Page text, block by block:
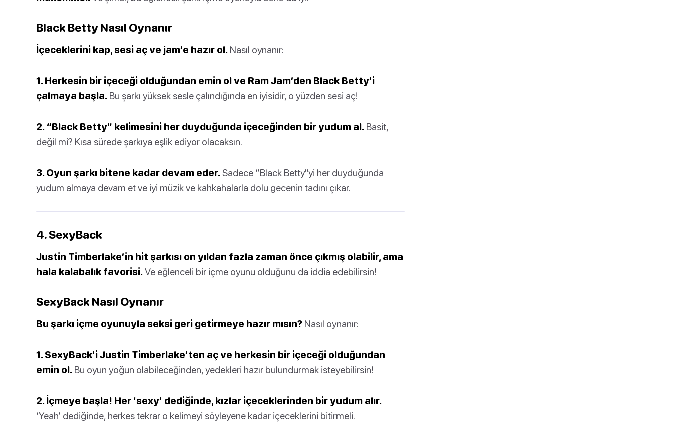
Black Betty Nasıl Oynanır
İçeceklerini kap, sesi aç ve jam’e hazır ol. Nasıl oynanır:
1. Herkesin bir içeceği olduğundan emin ol ve Ram Jam’den Black Betty’i
çalmaya başla. Bu şarkı yüksek sesle çalındığında en iyisidir, o yüzden sesi aç!
2. “Black Betty” kelimesini her duyduğunda içeceğinden bir yudum al. Basit,
değil mi? Kısa sürede şarkıya eşlik ediyor olacaksın.
3. Oyun şarkı bitene kadar devam eder. Sadece “Black Betty"yi her duyduğunda
yudum almaya devam et ve iyi müzik ve kahkahalarla dolu gecenin tadını çıkar.
4. SexyBack
Justin Timberlake’in hit şarkısı on yıldan fazla zaman önce çıkmış olabilir, ama
hala kalabalık favorisi. Ve eğlenceli bir içme oyunu olduğunu da iddia edebilirsin!
SexyBack Nasıl Oynanır
Bu şarkı içme oyunuyla seksi geri getirmeye hazır mısın? Nasıl oynanır:
1. SexyBack’i Justin Timberlake’ten aç ve herkesin bir içeceği olduğundan
emin ol. Bu oyun yoğun olabileceğinden, yedekleri hazır bulundurmak isteyebilirsin!
2. İçmeye başla! Her ‘sexy’ dediğinde, kızlar içeceklerinden bir yudum alır.
‘Yeah’ dediğinde, herkes tekrar o kelimeyi söyleyene kadar içeceklerini bitirmeli.